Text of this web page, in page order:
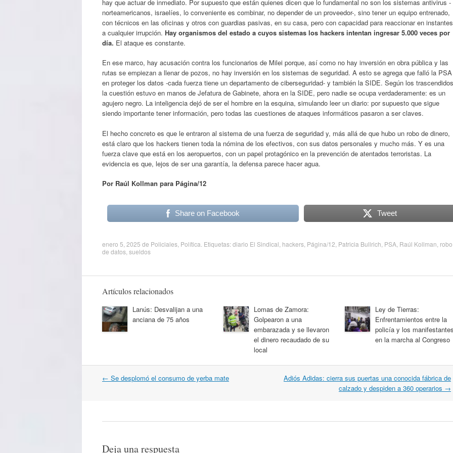
hay que actuar de inmediato. Por supuesto que están quienes dicen que lo fundamental no son los sistemas antivirus -
norteamericanos, israelíes, lo conveniente es combinar, no depender de un proveedor-, sino tener un equipo entrenado,
con técnicos en las oficinas y otros con guardias pasivas, en su casa, pero con capacidad para reaccionar en instantes
a cualquier irrupción. Hay organismos del estado a cuyos sistemas los hackers intentan ingresar 5.000 veces por
día. El ataque es constante.
En ese marco, hay acusación contra los funcionarios de Milei porque, así como no hay inversión en obra pública y las
rutas se empiezan a llenar de pozos, no hay inversión en los sistemas de seguridad. A esto se agrega que falló la PSA
en proteger los datos -cada fuerza tiene un departamento de ciberseguridad- y también la SIDE. Según los
la cuestión estuvo en manos de Jefatura de Gabinete, ahora en la SIDE, pero nadie se ocupa verdaderamente: es un
agujero negro. La inteligencia dejó de ser el hombre en la esquina, simulando leer un diario: por supuesto que sigue
siendo importante tener información, pero todas las cuestiones de ataques informáticos pasaron a ser claves.
El hecho concreto es que le entraron al sistema de una fuerza de seguridad y, más allá de que hubo un robo de dinero,
está claro que los hackers tienen toda la nómina de los efectivos, con sus datos personales y mucho más. Y es una
fuerza clave que está en los aeropuertos, con un papel protagónico en la prevención de atentados terroristas. La
evidencia es que, lejos de ser una garantía, la defensa parece hacer agua.
Por Raúl Kollman para Página/12
Share on Facebook Tweet
enero 5, 2025 de Policiales Política . Etiquetas:diario El Sindical hackers Página/12 Patricia Bullrich PSA Raúl Kollman robo
de datos sueldos
Artículos relacionados
Lanús: Desvalijan a una
anciana de 75 años
Lomas de Zamora:
Golpearon a una
embarazada y se llevaron
el dinero recaudado de su
local
Ley de Tierras:
Enfrentamientos entre la
policía y los
en la marcha al Congreso
Navegación
← Se desplomó el consumo de yerba mate
Adiós Adidas: cierra sus puertas una conocida fábrica de
calzado y despiden a 360 operarios →
Deja una respuesta